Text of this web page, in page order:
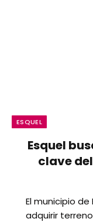
ESQUEL
Esquel
clave
El municipio
adquirir